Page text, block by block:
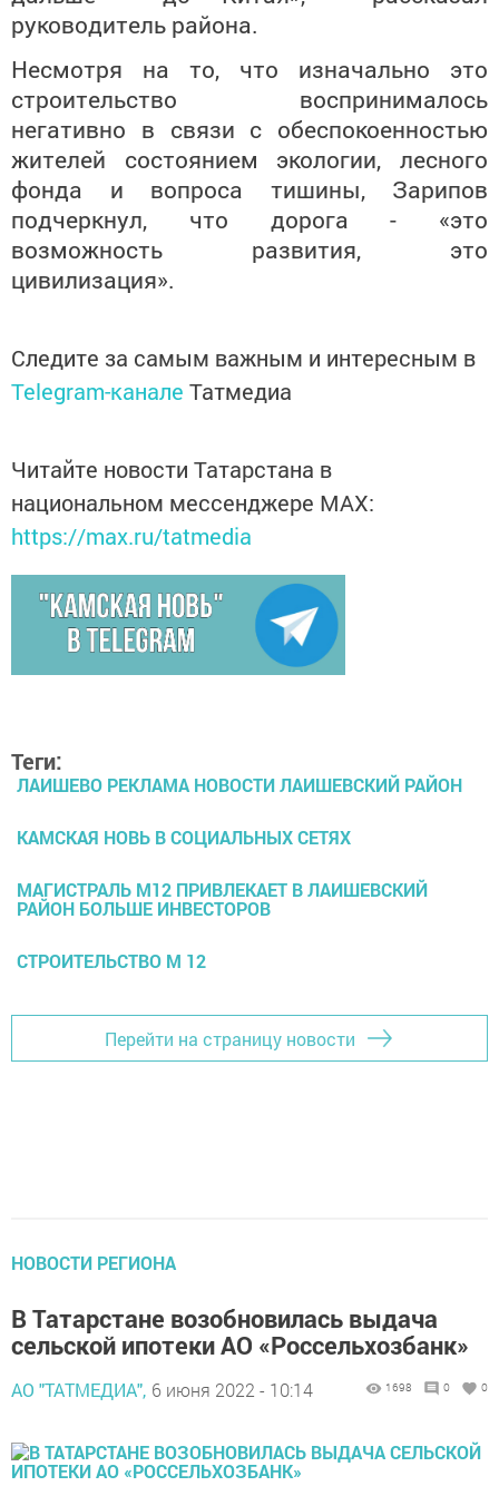
руководитель района.
Несмотря на то, что изначально это
строительство воспринималось
негативно в связи с обеспокоенностью
жителей состоянием экологии, лесного
фонда и вопроса тишины, Зарипов
подчеркнул, что дорога - «это
возможность развития, это
цивилизация».
Следите за самым важным и интересным в
Telegram-канале Татмедиа
Читайте новости Татарстана в
национальном мессенджере MАХ:
https://max.ru/tatmedia
Теги:
ЛАИШЕВО РЕКЛАМА НОВОСТИ ЛАИШЕВСКИЙ РАЙОН
КАМСКАЯ НОВЬ В СОЦИАЛЬНЫХ СЕТЯХ
МАГИСТРАЛЬ М12 ПРИВЛЕКАЕТ В ЛАИШЕВСКИЙ
РАЙОН БОЛЬШЕ ИНВЕСТОРОВ
СТРОИТЕЛЬСТВО М 12
Перейти на страницу новости
НОВОСТИ РЕГИОНА
В Татарстане возобновилась выдача
сельской ипотеки АО «Россельхозбанк»
АО "ТАТМЕДИА", 6 июня 2022 - 10:14 1698 0 0